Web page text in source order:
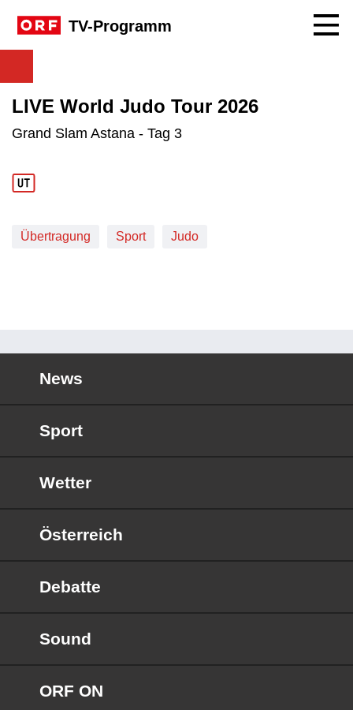
TV-Programm
LIVE World Judo Tour 2026
Grand Slam Astana - Tag 3
Übertragung Sport Judo
News
Sport
Wetter
Österreich
Debatte
Sound
ORF ON